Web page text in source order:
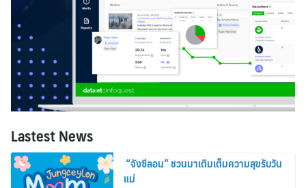
Lastest News
“จังซีลอน” ชวนมาเติมเต็มความสุขรับวัน
แม่